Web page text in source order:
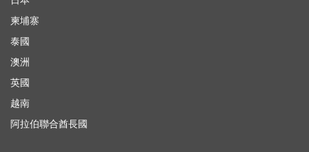
柬埔寨
泰國
澳洲
英國
越南
阿拉伯聯合酋長國